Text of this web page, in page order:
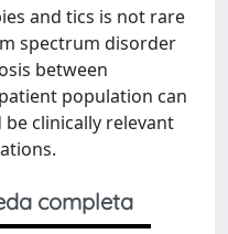
and tics is not rare
spectrum disorder
between
population can
clinically relevant
completa